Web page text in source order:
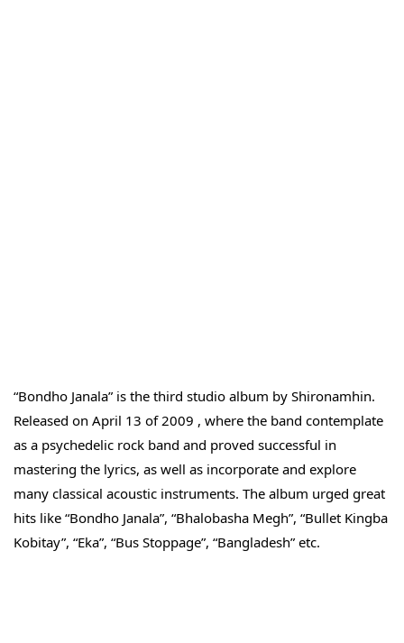
“Bondho Janala” is the third studio album by Shironamhin.
Released on April 13 of 2009 , where the band contemplate
as a psychedelic rock band and proved successful in
mastering the lyrics, as well as incorporate and explore
many classical acoustic instruments. The album urged great
hits like “Bondho Janala”, “Bhalobasha Megh”, “Bullet Kingba
Kobitay”, “Eka”, “Bus Stoppage”, “Bangladesh” etc.